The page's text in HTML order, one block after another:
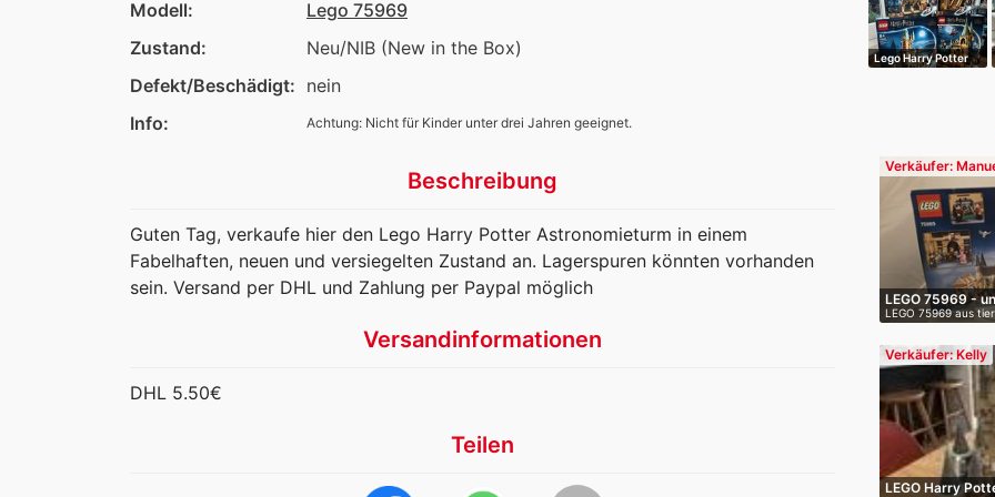
Lego Harry Potter
Verkäufer:
LEGO 75969 -
…
LEGO 75969 aus
raucherfr…
Verkäufer: Kelly
LEGO Harry
Modell:
Lego 75969
Zustand:
Neu/NIB (New in the Box)
Defekt/Beschädigt: nein
Info:
Achtung: Nicht für Kinder unter drei Jahren geeignet.
Beschreibung
Guten Tag, verkaufe hier den Lego Harry Potter Astronomieturm in einem
Fabelhaften, neuen und versiegelten Zustand an. Lagerspuren könnten vorhanden
sein. Versand per DHL und Zahlung per Paypal möglich
Versandinformationen
DHL 5.50€
Teilen